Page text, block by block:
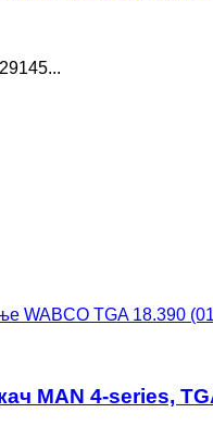
WABCO TGA 18.390
MAN 4-series,